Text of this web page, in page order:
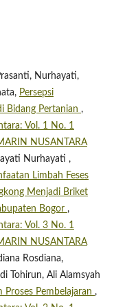
Nurhayati,
Persepsi
Bidang Pertanian ,
Vol. 1 No. 1
NUSANTARA
Nurhayati ,
Limbah Feses
Menjadi Briket
Bogor ,
Vol. 3 No. 1
NUSANTARA
Rosdiana,
Tohirun, Ali Alamsyah
Proses Pembelajaran ,